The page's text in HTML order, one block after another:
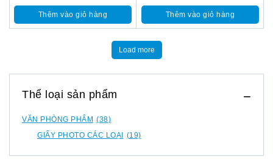
Thêm vào giỏ hàng Thêm vào giỏ hàng
Load more
Thể loại sản phẩm
VĂN PHÒNG PHẨM (38)
GIẤY PHOTO CÁC LOẠI
(19)